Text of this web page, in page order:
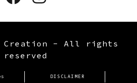
Creation - All rights
reserved
DISCLAIMER